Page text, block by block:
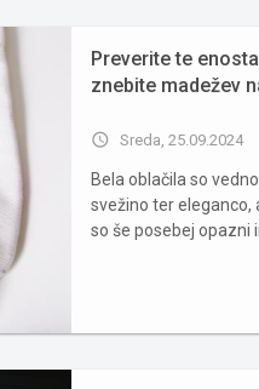
Preverite te
znebite madežev
access_time Sreda, 25.09.2024
Bela oblačila so
svežino ter eleganco,
so še posebej opazni